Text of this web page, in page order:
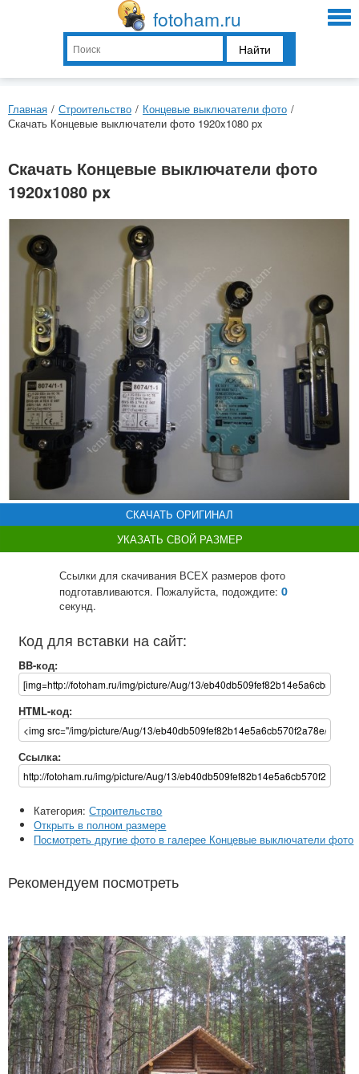
fotoham.ru
Найти
Главная / Строительство / Концевые выключатели фото /
Скачать Концевые выключатели фото 1920x1080 px
Скачать Концевые выключатели фото
1920x1080 px
СКАЧАТЬ ОРИГИНАЛ
УКАЗАТЬ СВОЙ РАЗМЕР
Ссылки для скачивания ВСЕХ размеров фото
подготавливаются. Пожалуйста, подождите: 0
секунд.
Код для вставки на сайт:
BB-код:
HTML-код:
Ссылка:
Категория:Строительство
Открыть в полном размере
Посмотреть другие фото в галерее Концевые выключатели фото
Рекомендуем посмотреть